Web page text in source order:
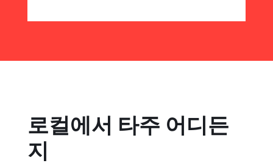
로컬에서 타주 어디든
지